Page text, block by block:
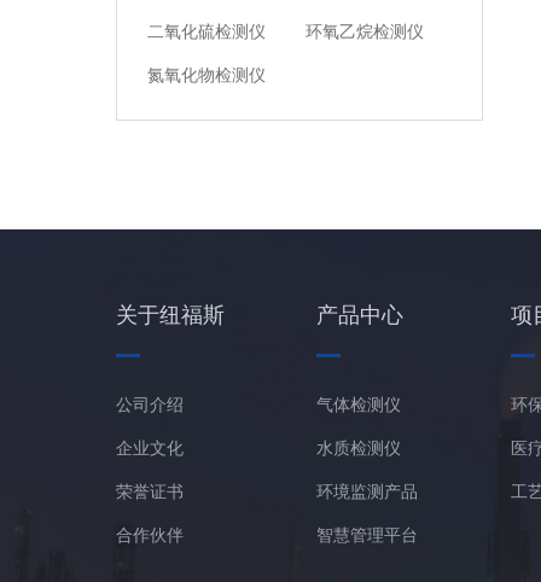
二氧化硫检测仪
环氧乙烷检测仪
氮氧化物检测仪
关于纽福斯
公司介绍
企业文化
荣誉证书
合作伙伴
产品中心
气体检测仪
水质检测仪
环境监测产品
智慧管理平台
项
环
医
工